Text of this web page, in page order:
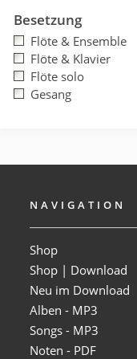
Besetzung
Flöte & Ensemble
Flöte & Klavier
Flöte solo
Gesang
NAVIGATION
Shop
Shop | Download
Neu im Download
Alben - MP3
Songs - MP3
Noten - PDF